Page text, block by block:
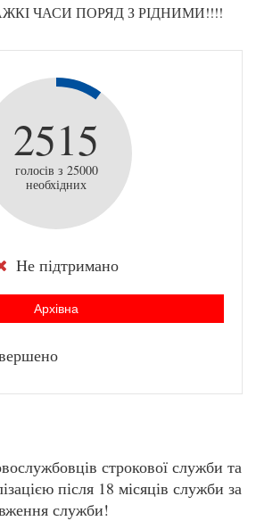
ЧАСИ ПОРЯД З РІДНИМИ!!!!
2515
голосів з 25000
необхідних
Не підтримано
Архівна
строкової служби та
після 18 місяців служби за
служби!